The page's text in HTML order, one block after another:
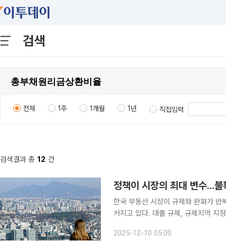
검색
전체 1주 1개월 1년 직접입력
검색결과 총 12 건
한국 부동산 시장이 규제와 완화가 반
커지고 있다. 대출 규제, 규제지역 지
정책 비교 분석 연구’에 따르면 금융
2025-12-10 05:00